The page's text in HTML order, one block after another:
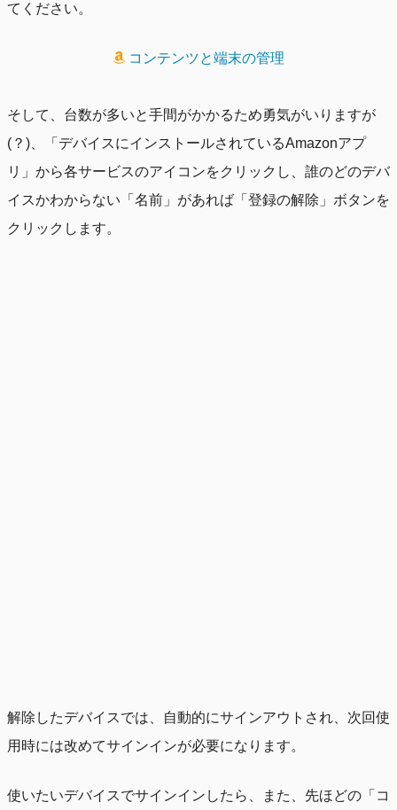
てください。
コンテンツと端末の管理
そして、台数が多いと手間がかかるため勇気がいりますが
(？)、「デバイスにインストールされているAmazonアプ
リ」から各サービスのアイコンをクリックし、誰のどのデバ
イスかわからない「名前」があれば「登録の解除」ボタンを
クリックします。
解除したデバイスでは、自動的にサインアウトされ、次回使
用時には改めてサインインが必要になります。
使いたいデバイスでサインインしたら、また、先ほどの「コ